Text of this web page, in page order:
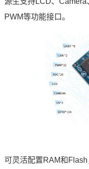
PWM等功能接口。
可灵活配置RAM和Flash